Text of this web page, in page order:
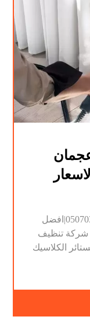
شركة تنظيف ستائر عجمان |0507036261|افضل
شركة تنظيف
الكلاسيك